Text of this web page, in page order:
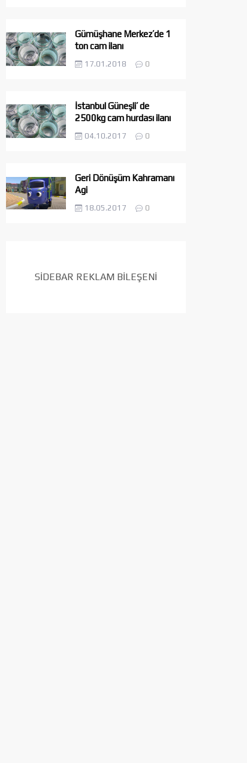
Gümüşhane Merkez’de 1
ton cam ilanı
17.01.2018 0
İstanbul Güneşli’ de
2500kg cam hurdası ilanı
04.10.2017 0
Geri Dönüşüm Kahramanı
Agi
18.05.2017 0
SİDEBAR REKLAM BİLEŞENİ